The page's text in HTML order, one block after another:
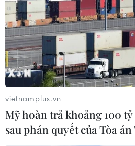
#Ngọn tháp
Pháp
vietnamplus.vn
Mỹ hoàn trả khoảng 100
sau phán quyết của Tòa án